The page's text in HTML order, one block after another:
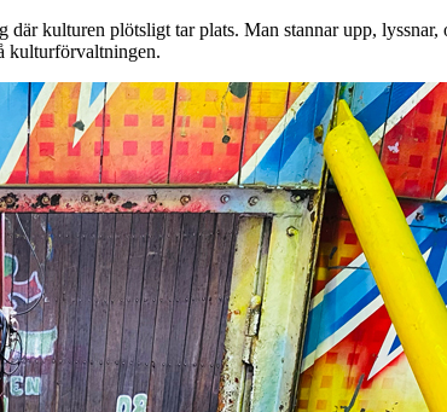
kulturen plötsligt tar plats. Man stannar upp,
kulturförvaltningen.